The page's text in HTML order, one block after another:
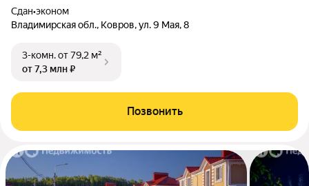
Сдан•эконом
Владимирская обл., Ковров, ул. 9 Мая, 8
3-комн.от 79,2 м²
от 7,3 млн ₽
Позвонить